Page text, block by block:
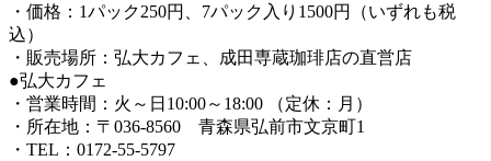
・価格：1パック250円、7パック入り1500円（いずれも税
込）
・販売場所：弘大カフェ、成田専蔵珈琲店の直営店
●弘大カフェ
・営業時間：火～日10:00～18:00 （定休：月）
・所在地：〒036-8560 青森県弘前市文京町1
・TEL：0172-55-5797